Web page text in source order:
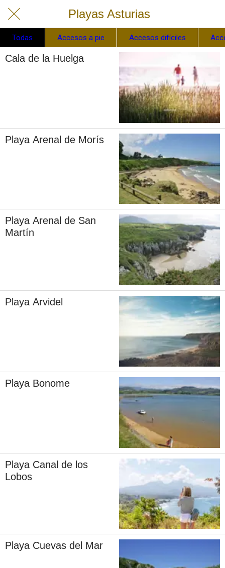
Playas Asturias
Todas Accesos a pie Accesos difíciles
Cala de la Huelga
Playa Arenal de Morís
Playa Arenal de San
Martín
Playa Arvidel
Playa Bonome
Playa Canal de los
Lobos
Playa Cuevas del Mar